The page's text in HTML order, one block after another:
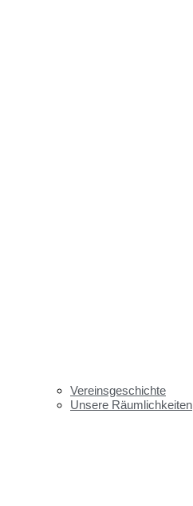
Vereinsgeschichte
Unsere Räumlichkeiten